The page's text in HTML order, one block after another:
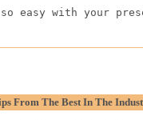
so easy with your
From The Best In The